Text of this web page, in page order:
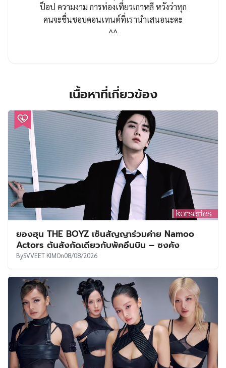
ป็อป ความงาม การท่องเที่ยวเกาหลี หวังว่าทุก
คนจะชื่นชอบคอนเทนต์ที่เรานำเสนอนะคะ
^^
เนื้อหาที่เกี่ยวข้อง
ยองฮุน THE BOYZ เซ็นสัญญาร่วมค่าย Namoo
Actors ต้นสังกัดเดียวกับพัคอึนบิน – ซงคัง
BySVVEET KIMOn08/08/2026